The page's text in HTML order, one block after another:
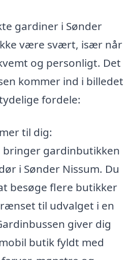
gardiner i Sønder
være svært, især når
og personligt. Det
kommer ind i billedet
fordele:
til dig:
bringer gardinbutikken
i Sønder Nissum. Du
besøge flere butikker
til udvalget i en
giver dig
butik fyldt med